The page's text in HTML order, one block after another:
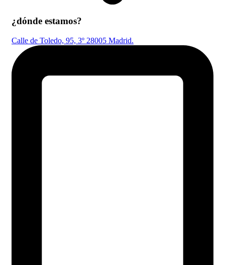
¿dónde estamos?
Calle de Toledo, 95, 3º 28005 Madrid.